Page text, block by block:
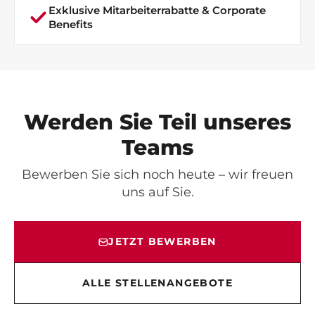
Exklusive Mitarbeiterrabatte & Corporate
Benefits
Werden Sie Teil unseres
Teams
Bewerben Sie sich noch heute – wir freuen
uns auf Sie.
JETZT BEWERBEN
ALLE STELLENANGEBOTE